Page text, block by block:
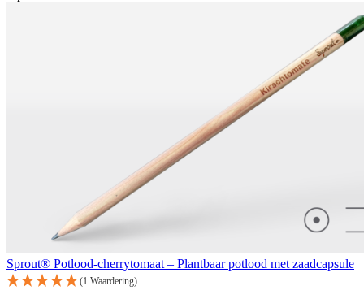
Sprout® Potlood-cherrytomaat – Plantbaar potlood met zaadcapsule
(1 Waardering)